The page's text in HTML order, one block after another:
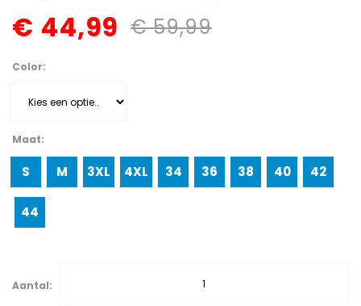
€ 44,99 € 59,99
Color
Maat
S M 3XL 4XL 34 36 38 40 42
44
Aantal: